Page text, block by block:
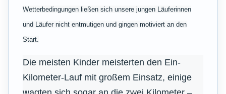
Wetterbedingungen ließen sich unsere jungen Läuferinnen
und Läufer nicht entmutigen und gingen motiviert an den
Start.
Die meisten Kinder meisterten den Ein-
Kilometer-Lauf mit großem Einsatz, einige